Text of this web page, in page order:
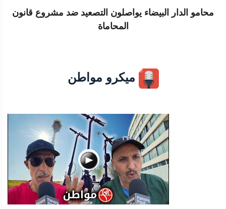
محامو الدار البيضاء يواصلون التصعيد ضد مشروع قانون
المحاماة
ميكرو مواطن